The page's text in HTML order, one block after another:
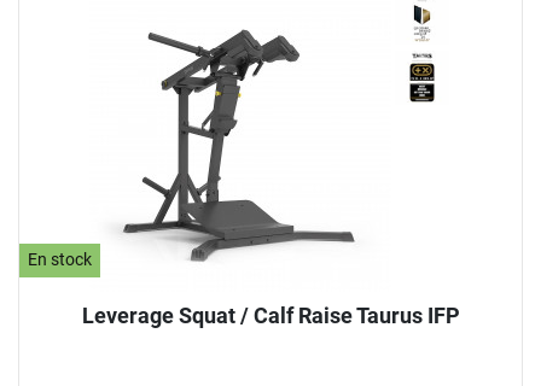
En stock
Leverage Squat / Calf Raise Taurus IFP